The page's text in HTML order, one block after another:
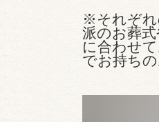
※それぞれ
派のお葬
に合わせ
でお持ち